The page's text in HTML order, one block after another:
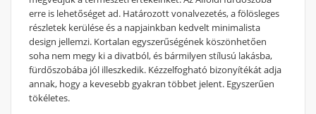
erre is lehetőséget ad. Határozott vonalvezetés, a fölösleges
részletek kerülése és a napjainkban kedvelt minimalista
design jellemzi. Kortalan egyszerűségének köszönhetően
soha nem megy ki a divatból, és bármilyen stílusú lakásba,
fürdőszobába jól illeszkedik. Kézzelfogható bizonyítékát adja
annak, hogy a kevesebb gyakran többet jelent. Egyszerűen
tökéletes.